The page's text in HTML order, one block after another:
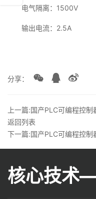
电气隔离：1500V
输出电流：2.5A
分享：
返回列表
核心技术